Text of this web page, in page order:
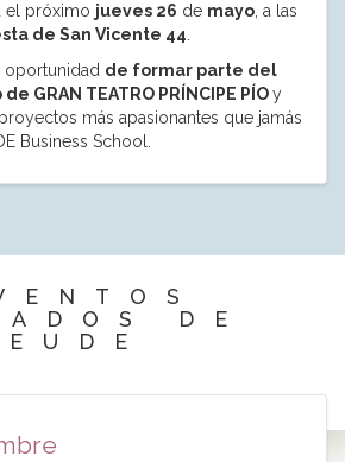
el próximo jueves 26 de mayo , a las
de San Vicente 44
oportunidad de formar parte del
GRAN TEATRO PRÍNCIPE PÍOy
más apasionantes que jamás
Business School.
DE
EUDE